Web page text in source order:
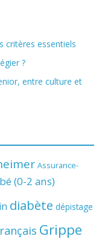
critères essentiels
?
entre culture et
Assurance-
(0-2 ans)
diabète dépistage
Grippe